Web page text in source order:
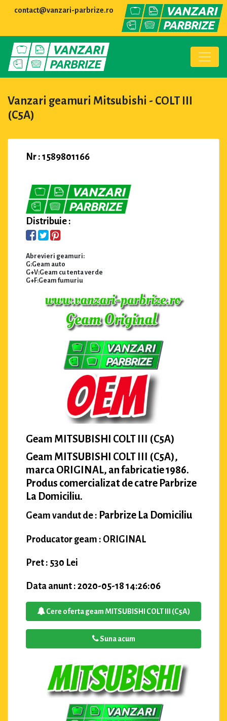
contact@vanzari-parbrize.ro
Vanzari geamuri Mitsubishi - COLT III
(C5A)
Nr : 1589801166
Distribuie :
Abrevieri geamuri:
G:Geam auto
G+V:Geam cu tenta verde
G+F:Geam fumuriu
Geam MITSUBISHI COLT III (C5A)
Geam MITSUBISHI COLT III (C5A),
marca ORIGINAL, an fabricatie 1986.
Produs comercializat de catre Parbrize
La Domiciliu.
Geam vandut de : Parbrize La Domiciliu
Producator geam : ORIGINAL
Pret : 530 Lei
Data anunt : 2020-05-18 14:26:06
Cere oferta geam MITSUBISHI COLT III (C5A)
Suna acum